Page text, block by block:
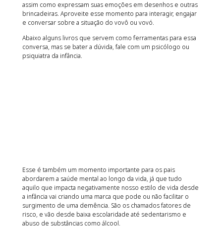
assim como expressam suas emoções em desenhos e outras
brincadeiras. Aproveite esse momento para interagir, engajar
e conversar sobre a situação do vovô ou vovó.
Abaixo alguns livros que servem como ferramentas para essa
conversa, mas se bater a dúvida, fale com um psicólogo ou
psiquiatra da infância.
Esse é também um momento importante para os pais
abordarem a saúde mental ao longo da vida, já que tudo
aquilo que impacta negativamente nosso estilo de vida desde
a infância vai criando uma marca que pode ou não facilitar o
surgimento de uma demência. São os chamados fatores de
risco, e vão desde baixa escolaridade até sedentarismo e
abuso de substâncias como álcool.